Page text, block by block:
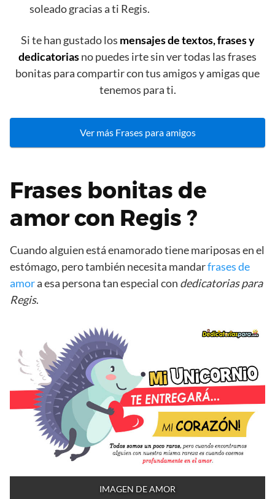
soleado gracias a ti Regis.
Si te han gustado los mensajes de textos, frases y
dedicatoriasno puedes irte sin ver todas las frases
bonitas para compartir con tus amigos y amigas que
tenemos para ti.
Ver más Frases para amigos
Frases bonitas de
amor con Regis ?
Cuando alguien está enamorado tiene mariposas en el
estómago, pero también necesita mandarfrases de
amora esa persona tan especial con dedicatorias para
Regis.
IMAGEN DE AMOR